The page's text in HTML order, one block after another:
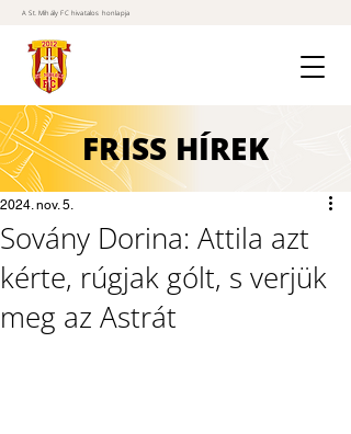
A St. Mihály FC hivatalos honlapja
FRISS HÍREK
Sovány Dorina: Attila azt
kérte, rúgjak gólt, s verjük
meg az Astrát
2024. nov. 5.